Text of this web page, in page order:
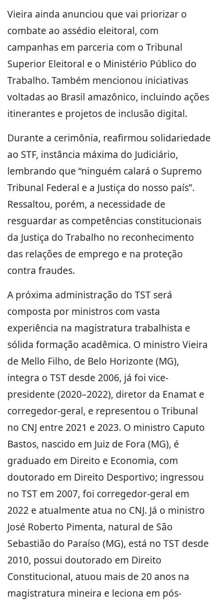
Vieira ainda anunciou que vai priorizar o
combate ao assédio eleitoral, com
campanhas em parceria com o Tribunal
Superior Eleitoral e o Ministério Público do
Trabalho. Também mencionou iniciativas
voltadas ao Brasil amazônico, incluindo ações
itinerantes e projetos de inclusão digital.
Durante a cerimônia, reafirmou solidariedade
ao STF, instância máxima do Judiciário,
lembrando que “ninguém calará o Supremo
Tribunal Federal e a Justiça do nosso país”.
Ressaltou, porém, a necessidade de
resguardar as competências constitucionais
da Justiça do Trabalho no reconhecimento
das relações de emprego e na proteção
contra fraudes.
A próxima administração do TST será
composta por ministros com vasta
experiência na magistratura trabalhista e
sólida formação acadêmica. O ministro Vieira
de Mello Filho, de Belo Horizonte (MG),
integra o TST desde 2006, já foi vice-
presidente (2020–2022), diretor da Enamat e
corregedor-geral, e representou o Tribunal
no CNJ entre 2021 e 2023. O ministro Caputo
Bastos, nascido em Juiz de Fora (MG), é
graduado em Direito e Economia, com
doutorado em Direito Desportivo; ingressou
no TST em 2007, foi corregedor-geral em
2022 e atualmente atua no CNJ. Já o ministro
José Roberto Pimenta, natural de São
Sebastião do Paraíso (MG), está no TST desde
2010, possui doutorado em Direito
Constitucional, atuou mais de 20 anos na
magistratura mineira e leciona em pós-